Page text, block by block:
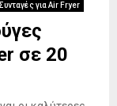
για Air Fryer
σε 20